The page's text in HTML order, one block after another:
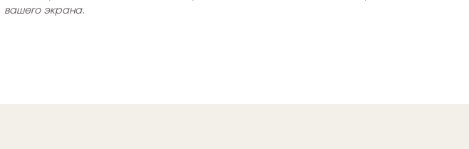
вашего экрана.